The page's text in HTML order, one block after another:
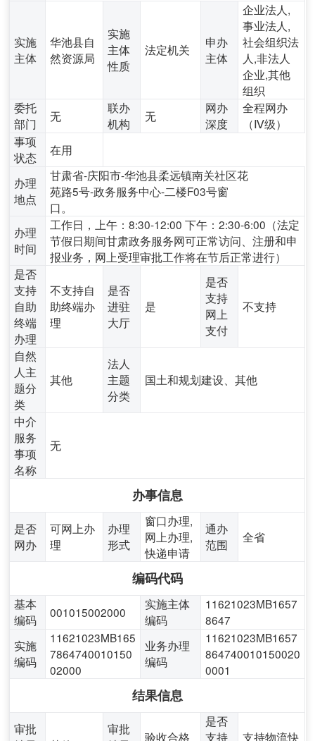
实施
主体
华池县自
然资源局
实施
主体
性质
法定机关
申办
主体
企业法人,
事业法人,
社会组织法
人,非法人
企业,其他
组织
委托
部门
无
联办
机构
无
网办
深度
全程网办
（Ⅳ级）
事项
状态
在用
办理
地点
甘肃省-庆阳市-华池县柔远镇南关社区花
苑路5号-政务服务中心-二楼F03号窗
口。
办理
时间
工作日，上午：8:30-12:00 下午：2:30-6:00（法定
节假日期间甘肃政务服务网可正常访问、注册和申
报业务，网上受理审批工作将在节后正常进行）
是否
支持
自助
终端
办理
不支持自
助终端办
理
是否
进驻
大厅
是
是否
支持
网上
支付
不支持
自然
人主
题分
类
其他
法人
主题
分类
国土和规划建设、其他
中介
服务
事项
名称
无
办事信息
是否
网办
可网上办
理
办理
形式
窗口办理,
网上办理,
快递申请
通办
范围
全省
编码代码
基本
编码
001015002000
实施主体
编码
11621023MB1657
8647
实施
编码
11621023MB165
7864740010150
02000
业务办理
编码
11621023MB1657
864740010150020
0001
结果信息
审批
审批
验收合格
是否
支持
支持物流快